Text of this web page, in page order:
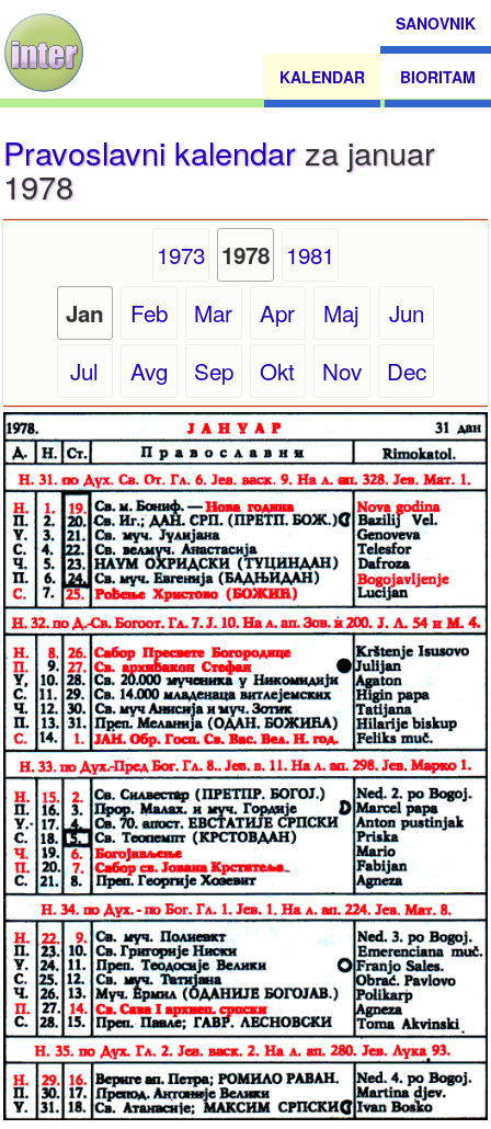
SANOVNIK
KALENDAR BIORITAM
Pravoslavni kalendarza januar
1978
1973 1978 1981
Jan Feb Mar Apr Maj
Jun
Jul
Avg Sep Okt Nov Dec